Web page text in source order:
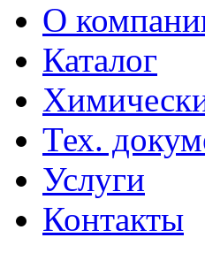
О
Каталог
Тех.
Услуги
Контакты